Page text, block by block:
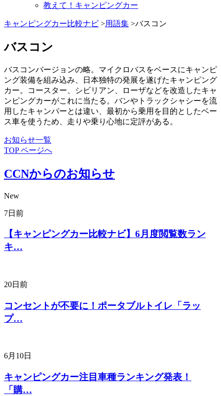
教えて！キャンピングカー
キャンピングカー比較ナビ >用語集 >バスコン
バスコン
バスコンバージョンの略。マイクロバスをベースにキャンピ
ング装備を組み込み、日本独特の発展を遂げたキャンピング
カー。コースター、シビリアン、ローザなどを改造したキャ
ンピングカーがこれに当たる。バンやトラックシャシーを流
用したキャンパーとは違い、最初から乗用を目的としたベー
ス車を使うため、走りや乗り心地に定評がある。
お知らせ一覧
TOP ページへ
CCNからのお知らせ
New
7日前
【キャンピングカー比較ナビ】6月度閲覧数ラン
キ…
20日前
コンセントが不要に！ポータブルトイレ「ラッ
プ…
6月10日
キャンピングカー注目車種ランキング発表！
「購…